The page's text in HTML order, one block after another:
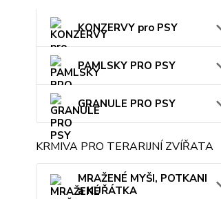
KONZERVY pro PSY
PAMLSKY PRO PSY
GRANULE PRO PSY
KRMIVA PRO TERARIJNÍ ZVÍŘATA
MRAŽENÉ MYŠI, POTKANI
a KUŘÁTKA